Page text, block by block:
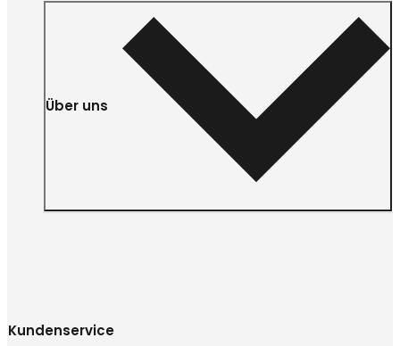
Über uns
Kundenservice